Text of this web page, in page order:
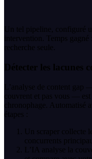
Un tel pipeline, configuré
intervention. Temps gagné :
recherche seule.
Détecter les lacunes
L’analyse de content gap
couvrent et pas vous —
chronophage. Automatisé
étapes :
Un scraper collecte
concurrents
L’IA analyse la